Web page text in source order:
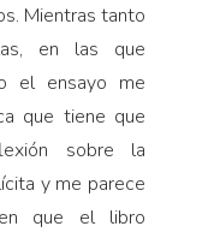
Mientras tanto
en las que
el ensayo me
que tiene que
sobre la
y me parece
que el libro